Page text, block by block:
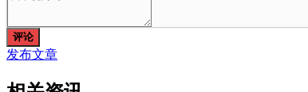
评论
发布文章